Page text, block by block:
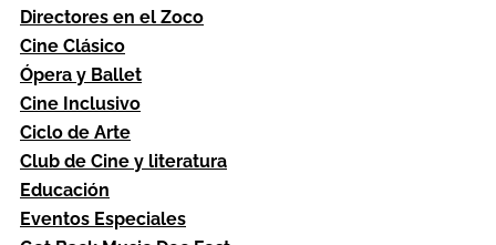
Directores en el Zoco
Cine Clásico
Ópera y Ballet
Cine Inclusivo
Ciclo de Arte
Club de Cine y literatura
Educación
Eventos Especiales